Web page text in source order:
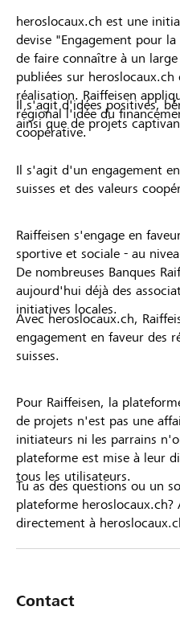
heroslocaux.ch est une
devise "Engagement pour
de faire connaître à un
publiées sur
réalisation. Raiffeisen
régional l'idée du
coopérative.
Il s'agit d'idées positives,
ainsi que de projets
Il s'agit d'un engagement
suisses et des valeurs
Raiffeisen s'engage en
sportive et sociale - au
De nombreuses Banques
aujourd'hui déjà des
initiatives locales.
Avec heroslocaux.ch,
engagement en faveur des
suisses.
Pour Raiffeisen, la
de projets n'est pas une
initiateurs ni les parrains
plateforme est mise à leur
tous les utilisateurs.
Tu as des questions ou un
plateforme heroslocaux.ch?
directement à
Contact